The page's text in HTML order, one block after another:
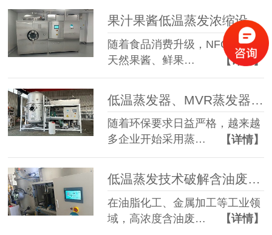
果汁果酱低温蒸发浓缩设备选型指南：六大核心因素全面解析
随着食品消费升级，NFC果汁、
天然果酱、鲜果…
【详情】
随着环保要求日益严格，越来越
多企业开始采用蒸…
【详情】
低温蒸发技术破解含油废水治理难题 实现 85% 废液减量与产水全回用
在油脂化工、金属加工等工业领
域，高浓度含油废…
【详情】